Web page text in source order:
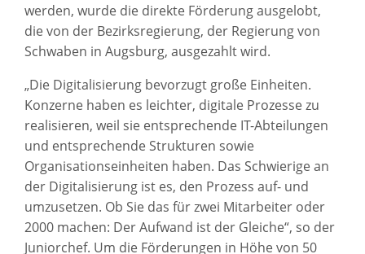
werden, wurde die direkte Förderung ausgelobt,
die von der Bezirksregierung, der Regierung von
Schwaben in Augsburg, ausgezahlt wird.
„Die Digitalisierung bevorzugt große Einheiten.
Konzerne haben es leichter, digitale Prozesse zu
realisieren, weil sie entsprechende IT-Abteilungen
und entsprechende Strukturen sowie
Organisationseinheiten haben. Das Schwierige an
der Digitalisierung ist es, den Prozess auf- und
umzusetzen. Ob Sie das für zwei Mitarbeiter oder
2000 machen: Der Aufwand ist der Gleiche“, so der
Juniorchef. Um die Förderungen in Höhe von 50